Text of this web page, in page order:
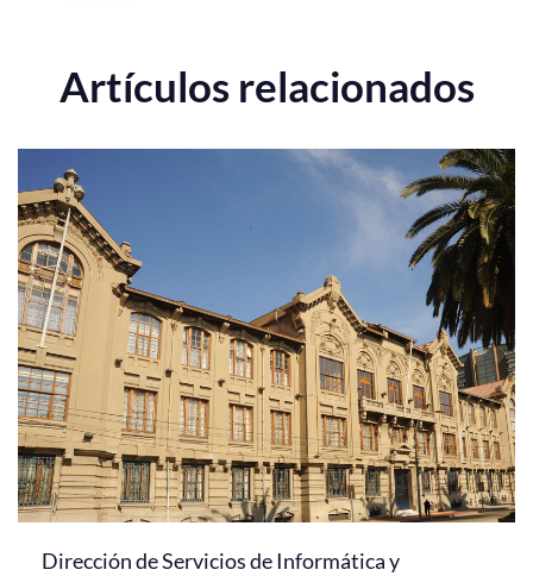
Artículos relacionados
Dirección de Servicios de Informática y